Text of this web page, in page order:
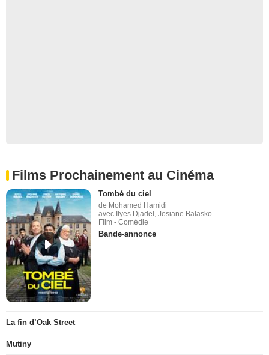
Films Prochainement au Cinéma
Tombé du ciel
de Mohamed Hamidi
avec Ilyes Djadel, Josiane Balasko
Film - Comédie
Bande-annonce
La fin d’Oak Street
Mutiny